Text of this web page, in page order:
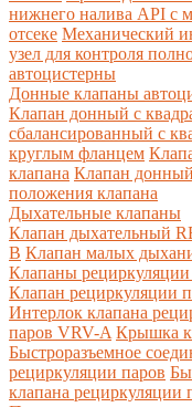
нижнего налива API с
отсеке Механический
узел для контроля
автоцистерны
Донные клапаны
Клапан донный с
сбалансированный с
круглым фланцем
клапана Клапан
положения клапана
Дыхательные клапаны
Клапан дыхательный
B Клапан малых
Клапаны рециркуляции
Клапан рециркуляции
Интерлок клапана
паров VRV-A Крышка
Быстроразъемное
рециркуляции паров
клапана рециркуляции